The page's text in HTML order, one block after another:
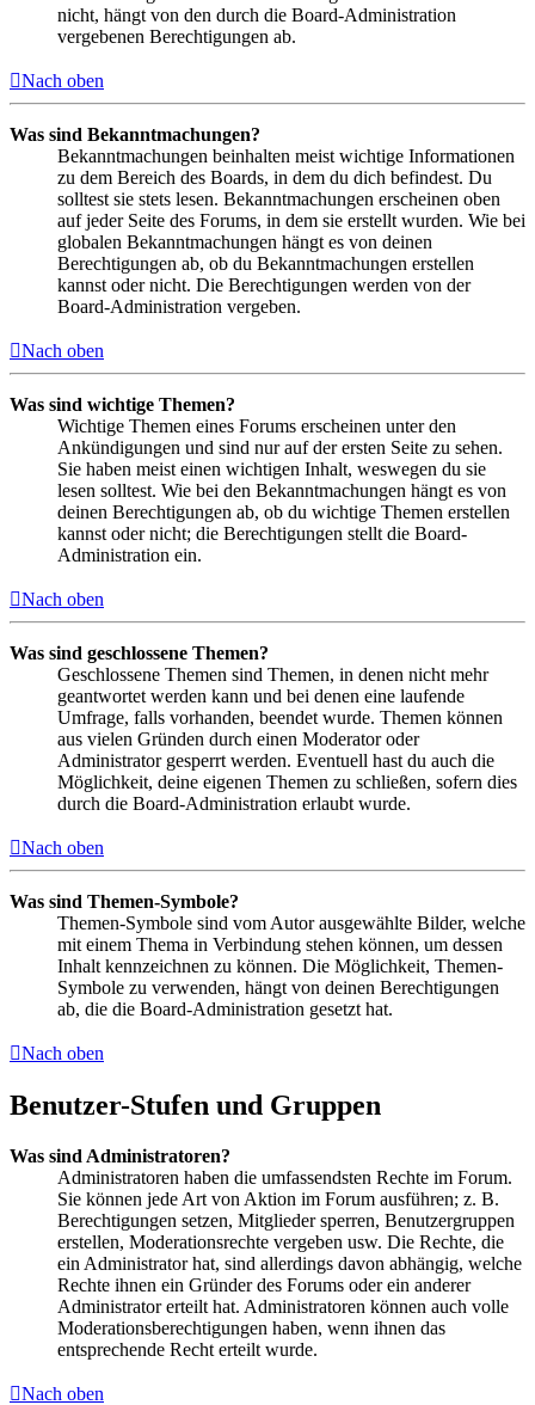
nicht, hängt von den durch die Board-Administration
vergebenen Berechtigungen ab.
Nach oben
Was sind Bekanntmachungen?
Bekanntmachungen beinhalten meist wichtige Informationen
zu dem Bereich des Boards, in dem du dich befindest. Du
solltest sie stets lesen. Bekanntmachungen erscheinen oben
auf jeder Seite des Forums, in dem sie erstellt wurden. Wie bei
globalen Bekanntmachungen hängt es von deinen
Berechtigungen ab, ob du Bekanntmachungen erstellen
kannst oder nicht. Die Berechtigungen werden von der
Board-Administration vergeben.
Nach oben
Was sind wichtige Themen?
Wichtige Themen eines Forums erscheinen unter den
Ankündigungen und sind nur auf der ersten Seite zu sehen.
Sie haben meist einen wichtigen Inhalt, weswegen du sie
lesen solltest. Wie bei den Bekanntmachungen hängt es von
deinen Berechtigungen ab, ob du wichtige Themen erstellen
kannst oder nicht; die Berechtigungen stellt die Board-
Administration ein.
Nach oben
Was sind geschlossene Themen?
Geschlossene Themen sind Themen, in denen nicht mehr
geantwortet werden kann und bei denen eine laufende
Umfrage, falls vorhanden, beendet wurde. Themen können
aus vielen Gründen durch einen Moderator oder
Administrator gesperrt werden. Eventuell hast du auch die
Möglichkeit, deine eigenen Themen zu schließen, sofern dies
durch die Board-Administration erlaubt wurde.
Nach oben
Was sind Themen-Symbole?
Themen-Symbole sind vom Autor ausgewählte Bilder, welche
mit einem Thema in Verbindung stehen können, um dessen
Inhalt kennzeichnen zu können. Die Möglichkeit, Themen-
Symbole zu verwenden, hängt von deinen Berechtigungen
ab, die die Board-Administration gesetzt hat.
Nach oben
Benutzer-Stufen und Gruppen
Was sind Administratoren?
Administratoren haben die umfassendsten Rechte im Forum.
Sie können jede Art von Aktion im Forum ausführen; z. B.
Berechtigungen setzen, Mitglieder sperren, Benutzergruppen
erstellen, Moderationsrechte vergeben usw. Die Rechte, die
ein Administrator hat, sind allerdings davon abhängig, welche
Rechte ihnen ein Gründer des Forums oder ein anderer
Administrator erteilt hat. Administratoren können auch volle
Moderationsberechtigungen haben, wenn ihnen das
entsprechende Recht erteilt wurde.
Nach oben